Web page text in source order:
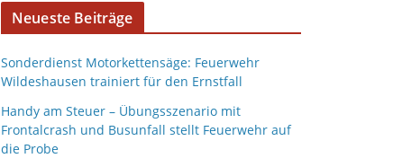
Neueste Beiträge
Sonderdienst Motorkettensäge: Feuerwehr
Wildeshausen trainiert für den Ernstfall
Handy am Steuer – Übungsszenario mit
Frontalcrash und Busunfall stellt Feuerwehr auf
die Probe